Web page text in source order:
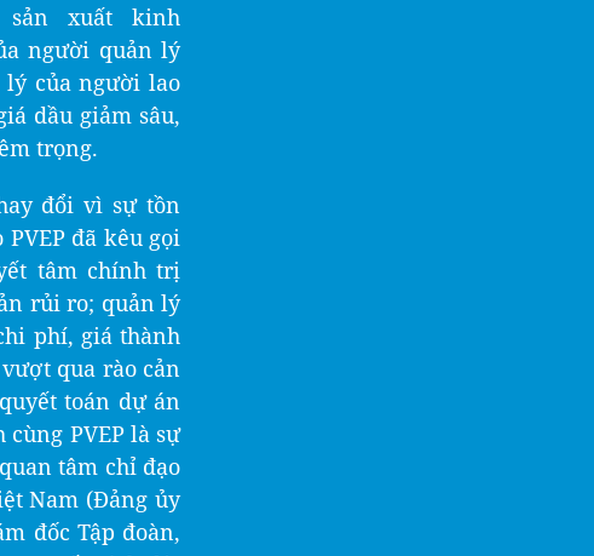
xuất kinh
người quản lý
lý của người lao
dầu giảm sâu,
trọng.
đổi vì sự tồn
đã kêu gọi
tâm chính trị
rủi ro; quản lý
phí, giá thành
qua rào cản
toán dự án
PVEP là sự
tâm chỉ đạo
Nam (Đảng ủy
đốc Tập đoàn,